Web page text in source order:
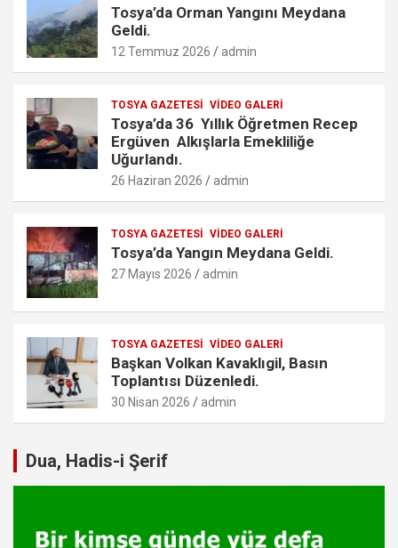
k p
o
m
Tosya’da Orman Yangını Meydana
Geldi.
12 Temmuz 2026 admin
TOSYA GAZETESI VIDEO GALERI
Tosya’da 36 Yıllık Öğretmen Recep
Ergüven Alkışlarla Emekliliğe
Uğurlandı.
26 Haziran 2026 admin
TOSYA GAZETESI VIDEO GALERI
Tosya’da Yangın Meydana Geldi.
27 Mayıs 2026 admin
TOSYA GAZETESI VIDEO GALERI
Başkan Volkan Kavaklıgil, Basın
Toplantısı Düzenledi.
30 Nisan 2026 admin
Dua, Hadis-i Şerif